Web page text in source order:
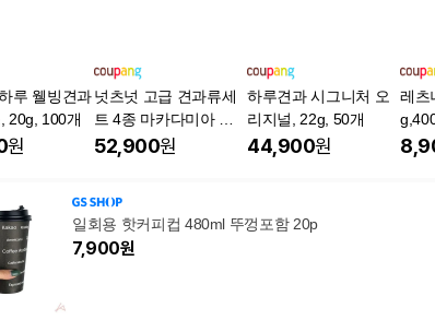
루 웰빙견과
20g, 100개
원
넛츠넛 고급 견과류세
트 4종 마카다미아 딜
라이트 A세트(마카다미
52,900원
하루견과 시그니처 오
리지널, 22g, 50개
44,900원
레츠
일회용 핫커피컵 480ml 뚜껑포함 20p
7,900원